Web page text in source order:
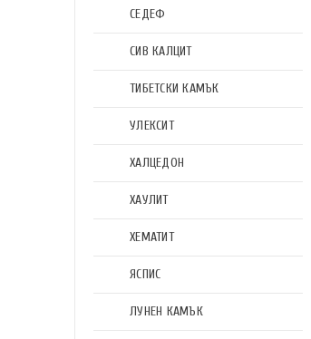
СЕДЕФ
СИВ КАЛЦИТ
ТИБЕТСКИ КАМЪК
УЛЕКСИТ
ХАЛЦЕДОН
ХАУЛИТ
ХЕМАТИТ
ЯСПИС
ЛУНЕН КАМЪК